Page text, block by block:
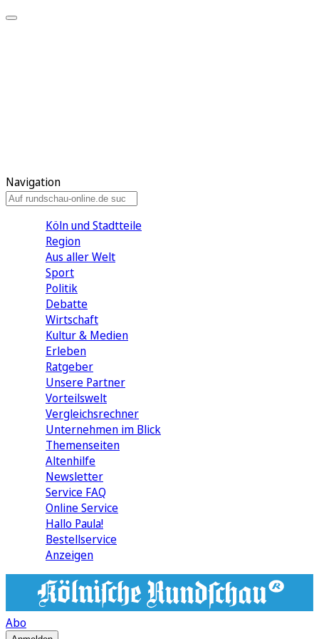
Navigation
Köln und Stadtteile
Region
Aus aller Welt
Sport
Politik
Debatte
Wirtschaft
Kultur & Medien
Erleben
Ratgeber
Unsere Partner
Vorteilswelt
Vergleichsrechner
Unternehmen im Blick
Themenseiten
Altenhilfe
Newsletter
Service FAQ
Online Service
Hallo Paula!
Bestellservice
Anzeigen
Abo